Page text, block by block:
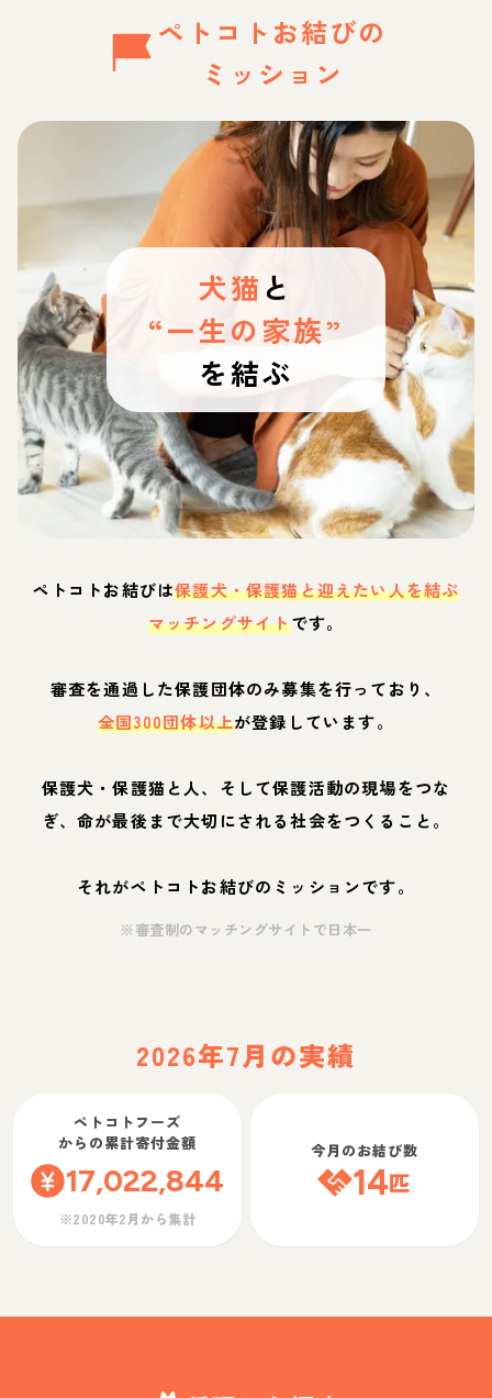
ペトコトお結びの
ミッション
犬猫 と
“一生の家族”
を結ぶ
ペトコトお結びは保護犬・保護猫と迎えたい人を結ぶ
マッチングサイトです。
審査を通過した保護団体のみ募集を行っており、
全国300団体以上が登録しています。
保護犬・保護猫と人、そして保護活動の現場をつな
ぎ、命が最後まで大切にされる社会をつくること。
それがペトコトお結びのミッションです。
※審査制のマッチングサイトで日本一
2026年7月の実績
ペトコトフーズ
からの累計寄付金額
17,022,844
※2020年2月から集計
今月のお結び数
14匹